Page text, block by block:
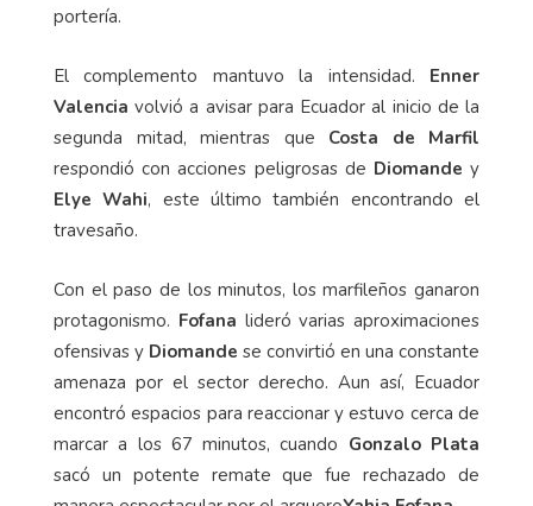
portería.
El complemento mantuvo la intensidad. Enner
Valencia volvió a avisar para Ecuador al inicio de la
segunda mitad, mientras que Costa de Marfil
respondió con acciones peligrosas de Diomande y
Elye Wahi, este último también encontrando el
travesaño.
Con el paso de los minutos, los marfileños ganaron
protagonismo. Fofana lideró varias aproximaciones
ofensivas y Diomande se convirtió en una constante
amenaza por el sector derecho. Aun así, Ecuador
encontró espacios para reaccionar y estuvo cerca de
marcar a los 67 minutos, cuando Gonzalo Plata
sacó un potente remate que fue rechazado de